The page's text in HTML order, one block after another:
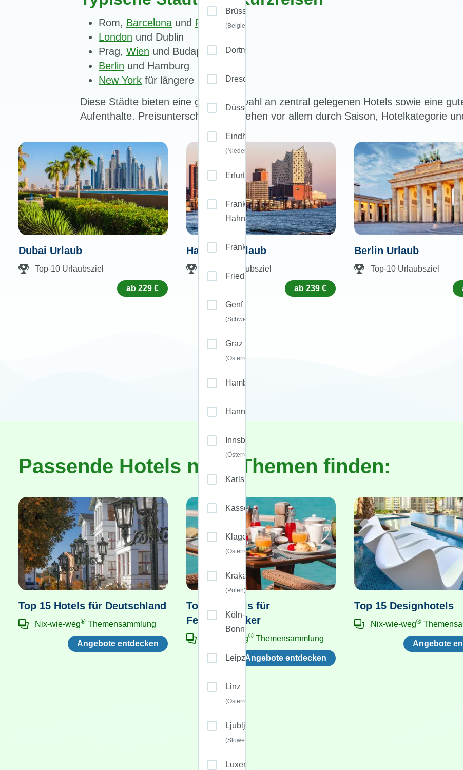
Brüssel
(Belgien)
Dortmund
Dresden
Düsseldorf
Eindhoven
(Niederlande)
Erfurt
Frankfurt-
Hahn
Frankfurt/Main
Friedrichshafen
Genf
(Schweiz)
Graz
(Österreich)
Hamburg
Hannover
Innsbruck
(Österreich)
Karlsruhe
Kassel
Klagenfurt
(Österreich)
Krakau
(Polen)
Köln-
Bonn
Leipzig/Halle
Linz
(Österreich)
Ljubljana
(Slowenien)
Luxemburg
Rom, Barcelona und Paris
London und Dublin
Prag, Wien und Budapest
Berlin und Hamburg
New York für längere Citytrips
Diese Städte bieten eine große Auswahl an zentral gelegenen Hotels sowie eine
Aufenthalte. Preisunterschiede entstehen vor allem durch Saison, Hotelkategorie
Dubai Urlaub
Top-10 Urlaubsziel
ab 229 €
Hamburg Urlaub
Top-10 Urlaubsziel
ab 239 €
Berlin Urlaub
Top-10 Urlaubsziel
Passende Hotels nach Themen finden:
Top 15 Hotels für Deutschland
Nix-wie-weg® Themensammlung
Angebote entdecken
Top 15 Hotels für
Feinschmecker
Nix-wie-weg® Themensammlung
Angebote entdecken
Top 15 Designhotels
Nix-wie-weg®
Angebote